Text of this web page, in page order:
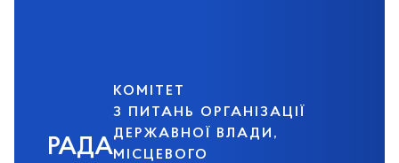
РАДА
КОМІТЕТ
З ПИТАНЬ ОРГАНІЗАЦІЇ
ДЕРЖАВНОЇ ВЛАДИ,
МІСЦЕВОГО